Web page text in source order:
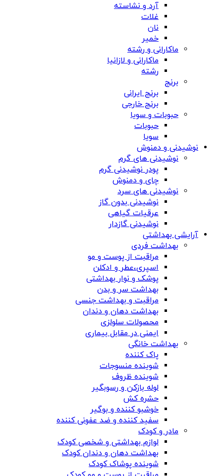
آرد و نشاسته
غلات
نان
خمیر
ماکارانی و رشته
ماکارانی و لازانیا
رشته
برنج
برنج ایرانی
برنج خارجی
حبوبات و سویا
حبوبات
سویا
نوشیدنی و دمنوش
نوشیدنی های گرم
پودر نوشیدنی گرم
چای و دمنوش
نوشیدنی های سرد
نوشیدنی بدون گاز
عرقیات گیاهی
نوشیدنی گازدار
آرایشی بهداشتی
بهداشت فردی
مراقبت از پوست و مو
اسپری،عطر و ادکلن
پوشک و نوار بهداشتی
بهداشت سر و بدن
مراقبت و بهداشت جنسی
بهداشت دهان و دندان
محصولات سلولزی
ایمنی در مقابل بیماری
بهداشت خانگی
پاک کننده
شوینده منسوجات
شوینده ظروف
لوله بازکن و رسوبگیر
حشره کش
خوشبو کننده و بوگیر
سفید کننده و ضد عفونی کننده
مادر و کودک
لوازم بهداشتی و شخصی کودک
بهداشت دهان و دندان کودک
شوینده پوشاک کودک